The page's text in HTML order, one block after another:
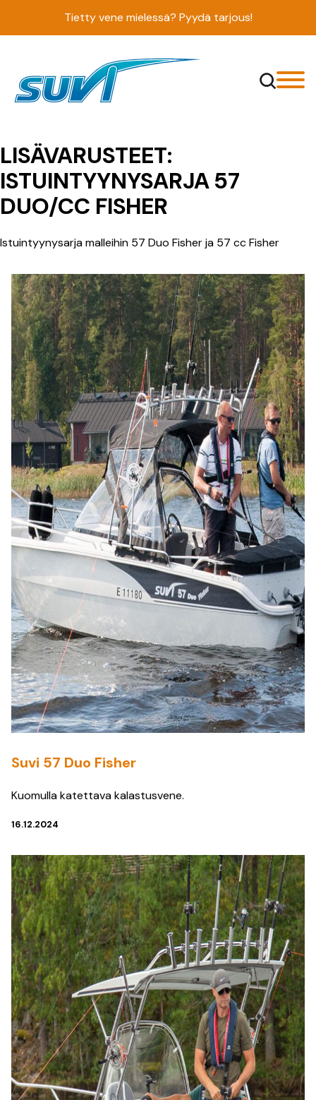
Tietty vene mielessä? Pyydä tarjous!
LISÄVARUSTEET:
ISTUINTYYNYSARJA 57
DUO/CC FISHER
Istuintyynysarja malleihin 57 Duo Fisher ja 57 cc Fisher
Suvi 57 Duo Fisher
Kuomulla katettava kalastusvene.
16.12.2024